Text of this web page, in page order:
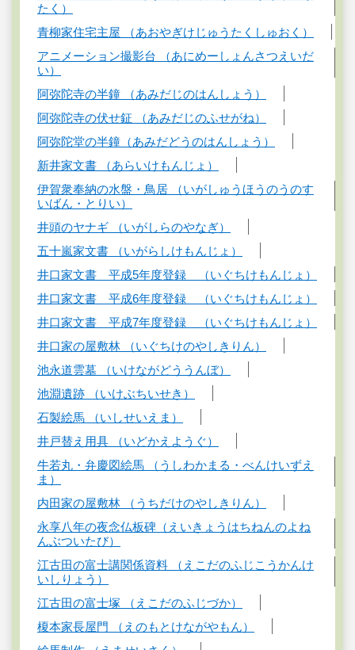
たく）
青柳家住宅主屋 （あおやぎけじゅうたくしゅおく）
アニメーション撮影台 （あにめーしょんさつえいだ
い）
阿弥陀寺の半鐘 （あみだじのはんしょう）
阿弥陀寺の伏せ鉦 （あみだじのふせがね）
阿弥陀堂の半鐘（あみだどうのはんしょう）
新井家文書 （あらいけもんじょ）
伊賀衆奉納の水盤・鳥居 （いがしゅうほうのうのす
いばん・とりい）
井頭のヤナギ （いがしらのやなぎ）
五十嵐家文書 （いがらしけもんじょ）
井口家文書 平成5年度登録 （いぐちけもんじょ）
井口家文書 平成6年度登録 （いぐちけもんじょ）
井口家文書 平成7年度登録 （いぐちけもんじょ）
井口家の屋敷林 （いぐちけのやしきりん）
池永道雲墓 （いけながどううんぼ）
池淵遺跡 （いけぶちいせき）
石製絵馬 （いしせいえま）
井戸替え用具 （いどかえようぐ）
牛若丸・弁慶図絵馬 （うしわかまる・べんけいずえ
ま）
内田家の屋敷林 （うちだけのやしきりん）
永享八年の夜念仏板碑（えいきょうはちねんのよね
んぶついたび）
江古田の富士講関係資料 （えこだのふじこうかんけ
いしりょう）
江古田の富士塚 （えこだのふじづか）
榎本家長屋門 （えのもとけながやもん）